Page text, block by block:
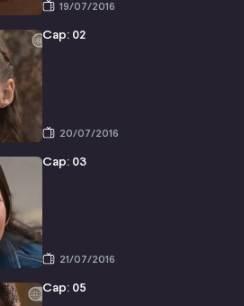
19/07/2016
Cap: 02
20/07/2016
Cap: 03
21/07/2016
Cap: 05